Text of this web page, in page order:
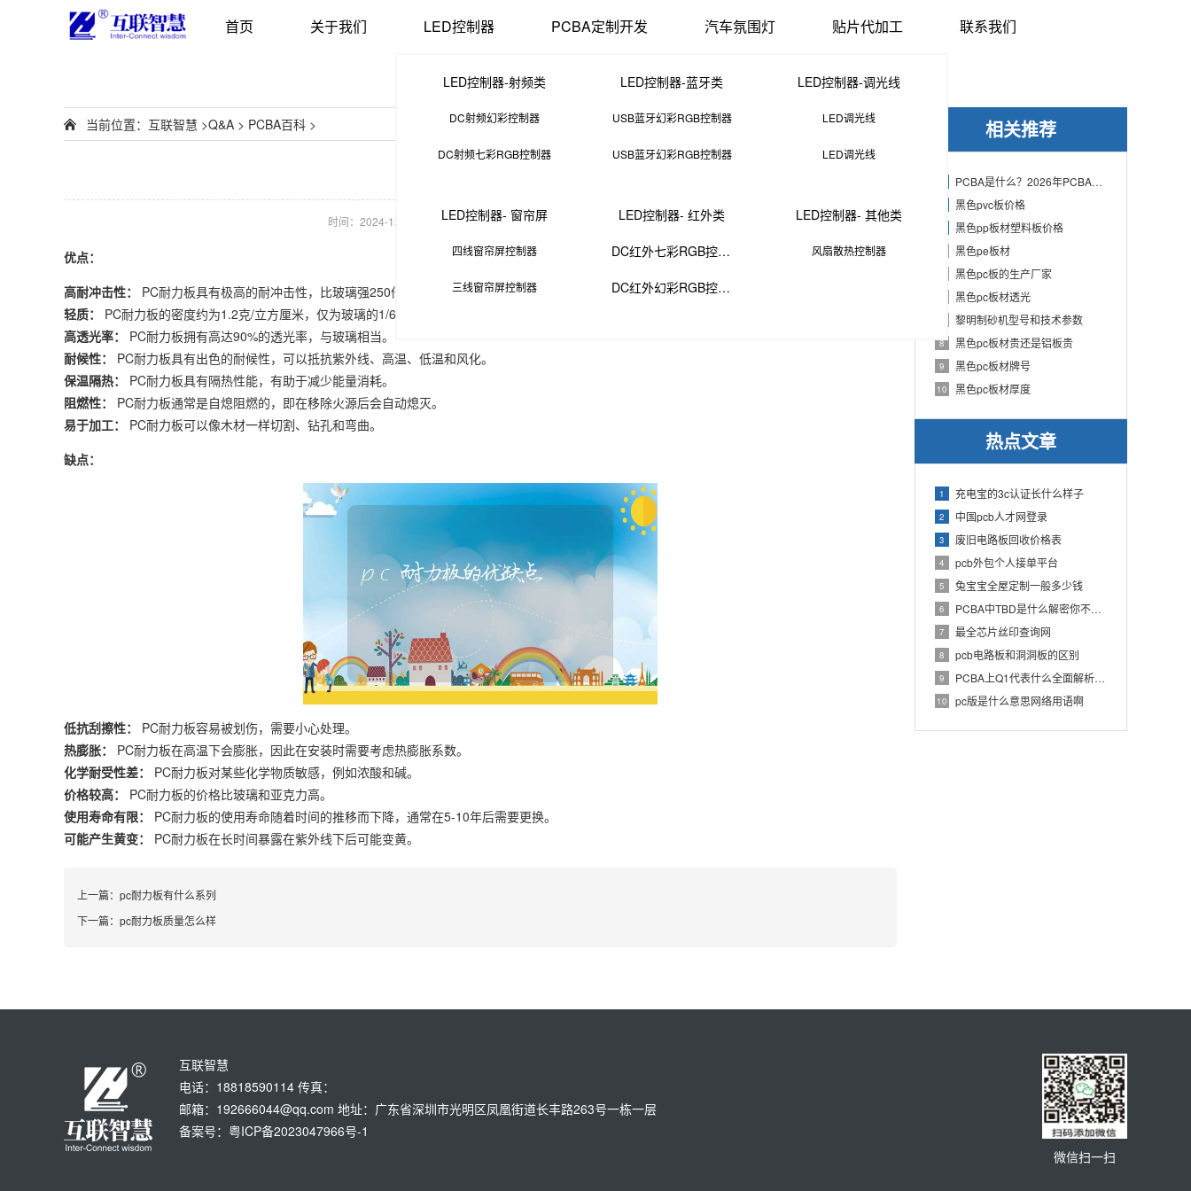
首页 关于我们 LED控制器
LED控制器-射频类
DC射频幻彩控制器
DC射频七彩RGB控制器
LED控制器-蓝牙类
USB蓝牙幻彩RGB控制器
USB蓝牙幻彩RGB控制器
LED控制器-调光线
LED调光线
LED调光线
LED控制器- 窗帘屏
四线窗帘屏控制器
三线窗帘屏控制器
LED控制器- 红外类
DC红外七彩RGB控制器
DC红外幻彩RGB控制器
LED控制器- 其他类
风扇散热控制器
PCBA定制开发 汽车氛围灯 贴片代加工 联系我们
相关推荐
PCBA是什么？2026年PCBA制造与代工指南：专业方案、流程与应用
黑色pvc板价格
黑色pp板材塑料板价格
黑色pe板材
黑色pc板的生产厂家
黑色pc板材透光
黎明制砂机型号和技术参数
8 黑色pc板材贵还是铝板贵
9 黑色pc板材牌号
10 黑色pc板材厚度
热点文章
1 充电宝的3c认证长什么样子
2 中国pcb人才网登录
3 废旧电路板回收价格表
4 pcb外包个人接单平台
5 兔宝宝全屋定制一般多少钱
6 PCBA中TBD是什么解密你不知道的电子行业术语
7 最全芯片丝印查询网
8 pcb电路板和洞洞板的区别
9 PCBA上Q1代表什么全面解析PCB电路板中Q1的作用
10 pc版是什么意思网络用语啊
当前位置： 互联智慧 >Q&A > PCBA百科 >
时间：2024-12-08 11:50:55 来源：PCBA 次
优点：
高耐冲击性：
PC耐力板具有极高的耐冲击性，比玻璃强250倍，比亚克力强20倍。
轻质：
PC耐力板的密度约为1.2克/立方厘米，仅为玻璃的1/6。
高透光率：
PC耐力板拥有高达90%的透光率，与玻璃相当。
耐候性：
PC耐力板具有出色的耐候性，可以抵抗紫外线、高温、低温和风化。
保温隔热：
PC耐力板具有隔热性能，有助于减少能量消耗。
阻燃性：
PC耐力板通常是自熄阻燃的，即在移除火源后会自动熄灭。
易于加工：
PC耐力板可以像木材一样切割、钻孔和弯曲。
缺点：
低抗刮擦性：
PC耐力板容易被划伤，需要小心处理。
热膨胀：
PC耐力板在高温下会膨胀，因此在安装时需要考虑热膨胀系数。
化学耐受性差：
PC耐力板对某些化学物质敏感，例如浓酸和碱。
价格较高：
PC耐力板的价格比玻璃和亚克力高。
使用寿命有限：
PC耐力板的使用寿命随着时间的推移而下降，通常在5-10年后需要更换。
可能产生黄变：
PC耐力板在长时间暴露在紫外线下后可能变黄。
上一篇： pc耐力板有什么系列
下一篇： pc耐力板质量怎么样
微信扫一扫
互联智慧
电话：18818590114 传真：
邮箱：192666044@qq.com 地址：广东省深圳市光明区凤凰街道长丰路263号一栋一层
备案号：粤ICP备2023047966号-1